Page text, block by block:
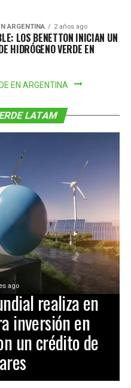
ARGENTINA 2 años ago
LOS BENETTON INICIAN UN
HIDRÓGENO VERDE EN
EN ARGENTINA
LATAM
ago
realiza en
inversión en
un crédito de